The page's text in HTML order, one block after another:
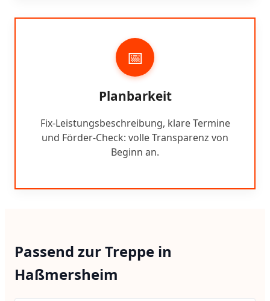
📅
Planbarkeit
Fix-Leistungsbeschreibung, klare Termine
und Förder-Check: volle Transparenz von
Beginn an.
Passend zur Treppe in
Haßmersheim